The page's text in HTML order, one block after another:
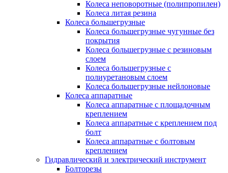
Колеса неповоротные (полипропилен)
Колеса литая резина
Колеса большегрузные
Колеса большегрузные чугунные без
покрытия
Колеса большегрузные с резиновым
слоем
Колеса большегрузные с
полиуретановым слоем
Колеса большегрузные нейлоновые
Колеса аппаратные
Колеса аппаратные с площадочным
креплением
Колеса аппаратные с креплением под
болт
Колеса аппаратные с болтовым
креплением
Гидравлический и электрический инструмент
Болторезы